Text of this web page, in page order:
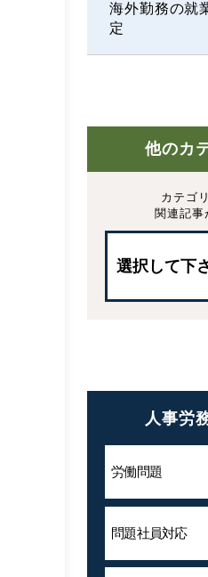
海外勤務の就
定
他のカ
カテゴ
関連記事
人事労
労働問題
問題社員対応